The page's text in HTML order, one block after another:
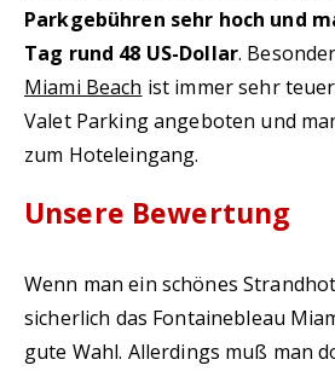
Parkgebühren sehr hoch und
Tag rund 48 US-Dollar.
Miami Beach ist immer sehr
Valet Parking angeboten und
zum Hoteleingang.
Unsere Bewertung
Wenn man ein schönes
sicherlich das Fontainebleau
gute Wahl. Allerdings muß man